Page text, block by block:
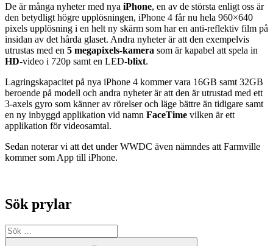
De är många nyheter med nya iPhone, en av de största enligt oss är
den betydligt högre upplösningen, iPhone 4 får nu hela 960×640
pixels upplösning i en helt ny skärm som har en anti-reflektiv film på
insidan av det hårda glaset. Andra nyheter är att den exempelvis
utrustas med en 5 megapixels-kamera som är kapabel att spela in
HD-video i 720p samt en LED-blixt.
Lagringskapacitet på nya iPhone 4 kommer vara 16GB samt 32GB
beroende på modell och andra nyheter är att den är utrustad med ett
3-axels gyro som känner av rörelser och läge bättre än tidigare samt
en ny inbyggd applikation vid namn FaceTime vilken är ett
applikation för videosamtal.
Sedan noterar vi att det under WWDC även nämndes att Farmville
kommer som App till iPhone.
Sök prylar
Sök
efter: